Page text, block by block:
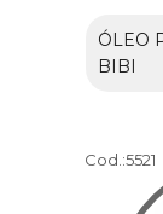
ÓLEO
BIBI
Cod.:5521